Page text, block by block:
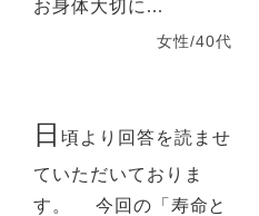
お身体大切に...
女性/40代
日 頃より回答を読ませ
ていただいておりま
す。 今回の「寿命と